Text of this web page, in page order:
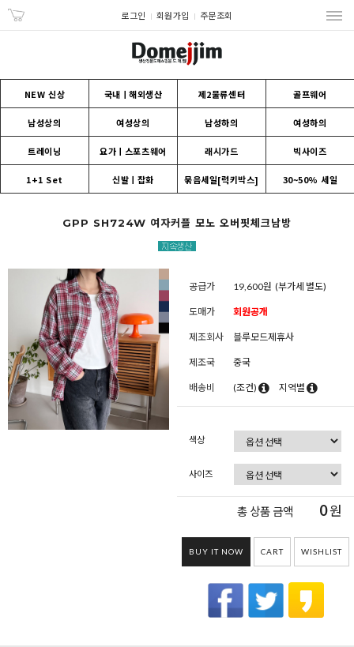
로그인 회원가입 주문조회
NEW 신상 국내ㅣ해외생산 제2물류센터 골프웨어
남성상의 여성상의 남성하의 여성하의
트레이닝 요가ㅣ스포츠웨어 래시가드 빅사이즈
1+1 Set 신발ㅣ잡화 묶음세일[럭키박스] 30~50% 세일
GPP SH724W 여자커플 모노 오버핏체크남방
공급가 19,600원 (부가세 별도)
도매가 회원공개
제조회사 블루모드제휴사
제조국 중국
배송비 (조건) 지역별
색상
사이즈
총 상품 금액 0원
BUY IT NOW CART WISHLIST